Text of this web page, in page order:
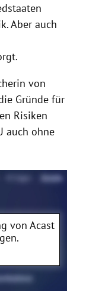
Aber auch
von
Gründe für
Risiken
auch ohne
von Acast